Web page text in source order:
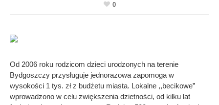
0
Od 2006 roku rodzicom dzieci urodzonych na terenie
Bydgoszczy przysługuje jednorazowa zapomoga w
wysokości 1 tys. zł z budżetu miasta. Lokalne ,,becikowe”
wprowadzono w celu zwiększenia dzietności, od kilku lat